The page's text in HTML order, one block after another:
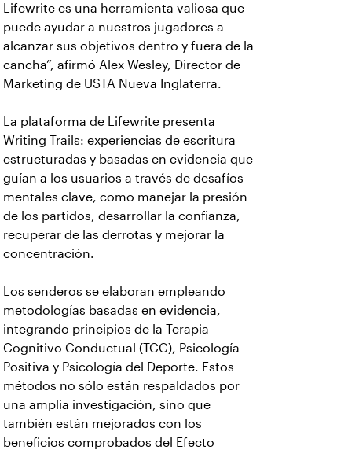
Lifewrite es una herramienta valiosa que
puede ayudar a nuestros jugadores a
alcanzar sus objetivos dentro y fuera de la
cancha”, afirmó Alex Wesley, Director de
Marketing de USTA Nueva Inglaterra.
La plataforma de Lifewrite presenta
Writing Trails: experiencias de escritura
estructuradas y basadas en evidencia que
guían a los usuarios a través de desafíos
mentales clave, como manejar la presión
de los partidos, desarrollar la confianza,
recuperar de las derrotas y mejorar la
concentración.
Los senderos se elaboran empleando
metodologías basadas en evidencia,
integrando principios de la Terapia
Cognitivo Conductual (TCC), Psicología
Positiva y Psicología del Deporte. Estos
métodos no sólo están respaldados por
una amplia investigación, sino que
también están mejorados con los
beneficios comprobados del Efecto